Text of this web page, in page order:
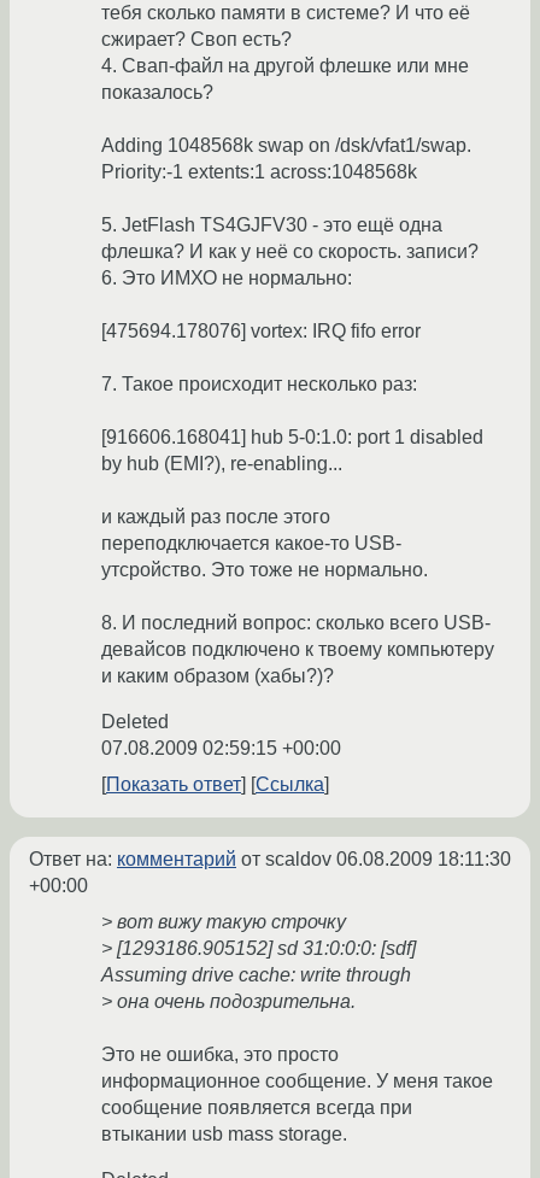
тебя сколько памяти в системе? И что её
сжирает? Своп есть?
4. Свап-файл на другой флешке или мне
показалось?
Adding 1048568k swap on /dsk/vfat1/swap.
Priority:-1 extents:1 across:1048568k
5. JetFlash TS4GJFV30 - это ещё одна
флешка? И как у неё со скорость. записи?
6. Это ИМХО не нормально:
[475694.178076] vortex: IRQ fifo error
7. Такое происходит несколько раз:
[916606.168041] hub 5-0:1.0: port 1 disabled
by hub (EMI?), re-enabling...
и каждый раз после этого
переподключается какое-то USB-
утсройство. Это тоже не нормально.
8. И последний вопрос: сколько всего USB-
девайсов подключено к твоему компьютеру
и каким образом (хабы?)?
Deleted
07.08.2009 02:59:15 +00:00
Показать ответ
Ссылка
Ответ на: комментарий от scaldov 06.08.2009 18:11:30
+00:00
> вот вижу такую строчку
> [1293186.905152] sd 31:0:0:0: [sdf]
Assuming drive cache: write through
> она очень подозрительна.
Это не ошибка, это просто
информационное сообщение. У меня такое
сообщение появляется всегда при
втыкании usb mass storage.